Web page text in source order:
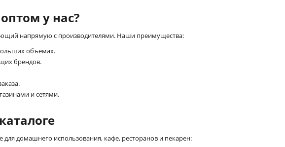
у нас?
напрямую с производителями. Наши преимущества:
объемах.
брендов.
и сетями.
домашнего использования, кафе, ресторанов и пекарен: